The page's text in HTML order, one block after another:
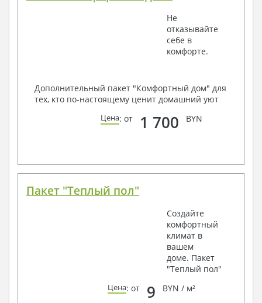
Не
отказывайте
себе в
комфорте.
Дополнительный пакет "Комфортный дом" для
тех, кто по-настоящему ценит домашний уют
Цена: от 1 700 BYN
Пакет "Теплый пол"
Создайте
комфортный
климат в
вашем
доме. Пакет
"Теплый пол"
Цена: от 9 BYN / м²